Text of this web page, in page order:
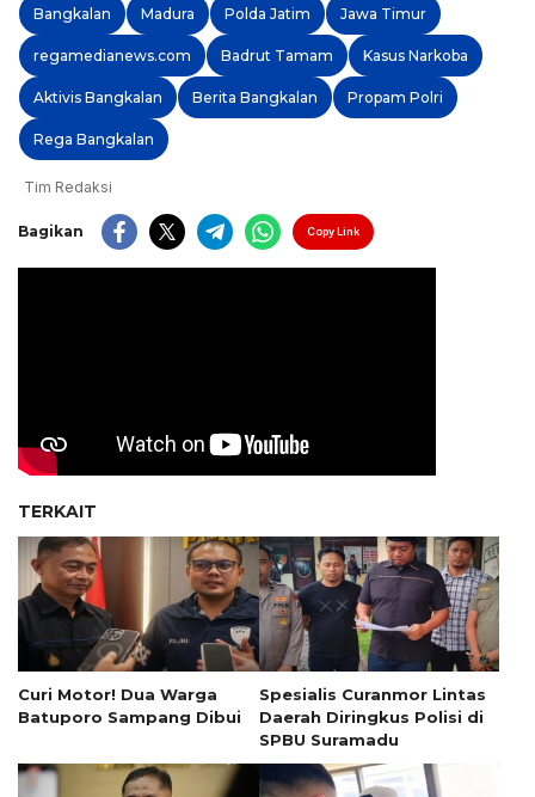
Bangkalan Madura Polda Jatim Jawa Timur
regamedianews.com Badrut Tamam Kasus Narkoba
Aktivis Bangkalan Berita Bangkalan Propam Polri
Rega Bangkalan
Tim Redaksi
Bagikan Copy Link
TERKAIT
Curi Motor! Dua Warga
Batuporo Sampang Dibui
Spesialis Curanmor Lintas
Daerah Diringkus Polisi di
SPBU Suramadu